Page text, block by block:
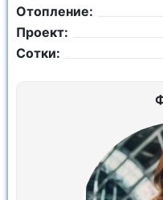
Отопление:
Проект:
Сотки: